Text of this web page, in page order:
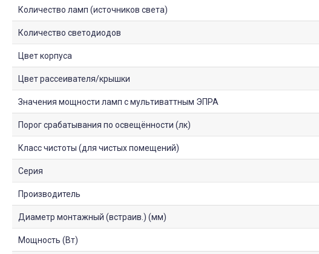
Количество ламп (источников света)
Количество светодиодов
Цвет корпуса
Цвет рассеивателя/крышки
Значения мощности ламп с мультиваттным ЭПРА
Порог срабатывания по освещённости (лк)
Класс чистоты (для чистых помещений)
Серия
Производитель
Диаметр монтажный (встраив.) (мм)
Мощность (Вт)